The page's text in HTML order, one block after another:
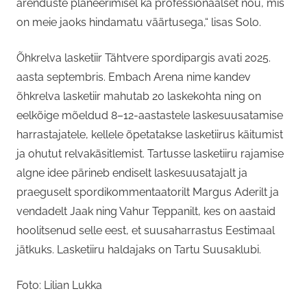
arenduste planeerimisel ka professionaalset nõu, mis
on meie jaoks hindamatu väärtusega,“ lisas Solo.
Õhkrelva lasketiir Tähtvere spordipargis avati 2025.
aasta septembris. Embach Arena nime kandev
õhkrelva lasketiir mahutab 20 laskekohta ning on
eelkõige mõeldud 8–12-aastastele laskesuusatamise
harrastajatele, kellele õpetatakse lasketiirus käitumist
ja ohutut relvakäsitlemist. Tartusse lasketiiru rajamise
algne idee pärineb endiselt laskesuusatajalt ja
praeguselt spordikommentaatorilt Margus Aderilt ja
vendadelt Jaak ning Vahur Teppanilt, kes on aastaid
hoolitsenud selle eest, et suusaharrastus Eestimaal
jätkuks. Lasketiiru haldajaks on Tartu Suusaklubi.
Foto: Lilian Lukka